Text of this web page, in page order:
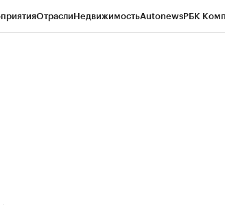
ОтраслиНедвижимостьAutonewsРБК